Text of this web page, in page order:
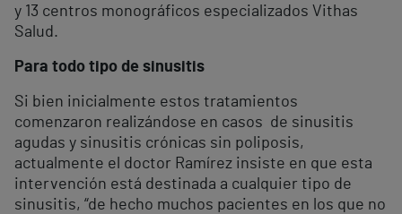
y 13 centros monográficos especializados Vithas
Salud.
Para todo tipo de sinusitis
Si bien inicialmente estos tratamientos
comenzaron realizándose en casos de sinusitis
agudas y sinusitis crónicas sin poliposis,
actualmente el doctor Ramírez insiste en que esta
intervención está destinada a cualquier tipo de
sinusitis, “de hecho muchos pacientes en los que no